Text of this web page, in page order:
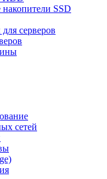
SSD
серверов
сетей